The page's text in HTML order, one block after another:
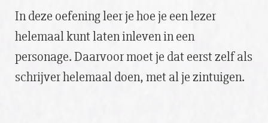
In deze oefening leer je hoe je een lezer
helemaal kunt laten inleven in een
personage. Daarvoor moet je dat eerst zelf als
schrijver helemaal doen, met al je zintuigen.